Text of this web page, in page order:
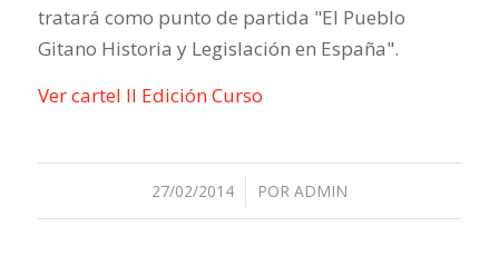
tratará como punto de partida "El Pueblo
Gitano Historia y Legislación en España".
Ver cartel II Edición Curso
27/02/2014
/ POR ADMIN